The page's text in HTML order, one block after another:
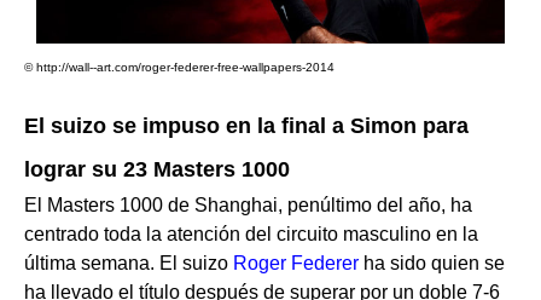
© http://wall--art.com/roger-federer-free-wallpapers-2014
El suizo se impuso en la final a Simon para
lograr su 23 Masters 1000
El Masters 1000 de Shanghai, penúltimo del año, ha
centrado toda la atención del circuito masculino en la
última semana. El suizo Roger Federer ha sido quien se
ha llevado el título después de superar por un doble 7-6